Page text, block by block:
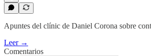
Apuntes del clínic de Daniel Corona sobre
Leer →
Comentarios